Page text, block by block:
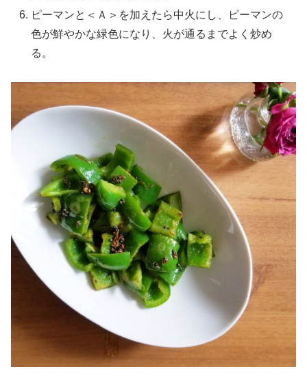
ピーマンと＜Ａ＞を加えたら中火にし、ピーマンの
色が鮮やかな緑色になり、火が通るまでよく炒め
る。